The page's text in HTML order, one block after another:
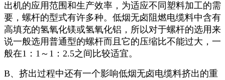
出机的应用范围和生产效率，为适应不同塑料加工的需
要，螺杆的型式有许多种。低烟无卤阻燃电缆料中含有
高填充的氢氧化镁或氢氧化铝，所以对于螺杆的选用来
说一般选用普通型的螺杆而且它的压缩比不能过大，一
般在1：1～1：2.5之间比较适宜。
B、挤出过程中还有一个影响低烟无卤电缆料挤出的重